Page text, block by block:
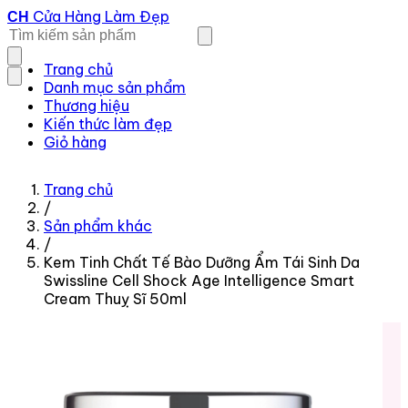
CH Cửa Hàng Làm Đẹp
Trang chủ
Danh mục sản phẩm
Thương hiệu
Kiến thức làm đẹp
Giỏ hàng
Trang chủ
/
Sản phẩm khác
/
Kem Tinh Chất Tế Bào Dưỡng Ẩm Tái Sinh Da
Swissline Cell Shock Age Intelligence Smart
Cream Thuỵ Sĩ 50ml